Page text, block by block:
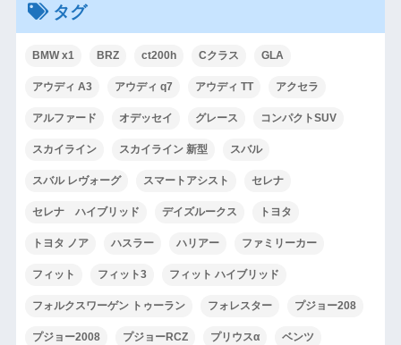
タグ
BMW x1 BRZ ct200h Cクラス GLA
アウディ A3 アウディ q7 アウディ TT アクセラ
アルファード オデッセイ グレース コンパクトSUV
スカイライン スカイライン 新型 スバル
スバル レヴォーグ スマートアシスト セレナ
セレナ ハイブリッド デイズルークス トヨタ
トヨタ ノア ハスラー ハリアー ファミリーカー
フィット フィット3 フィット ハイブリッド
フォルクスワーゲン トゥーラン フォレスター プジョー208
プジョー2008 プジョーRCZ プリウスα ベンツ